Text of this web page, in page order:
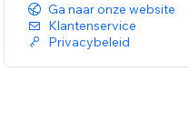
Ga naar onze website
Klantenservice
Privacybeleid